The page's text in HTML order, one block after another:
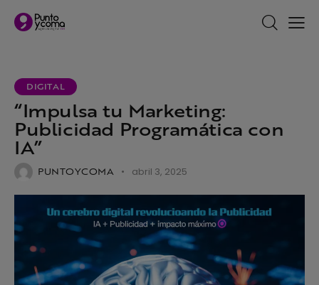
DIGITAL
“Impulsa tu Marketing:
Publicidad Programática con
IA”
PUNTOYCOMA abril 3, 2025